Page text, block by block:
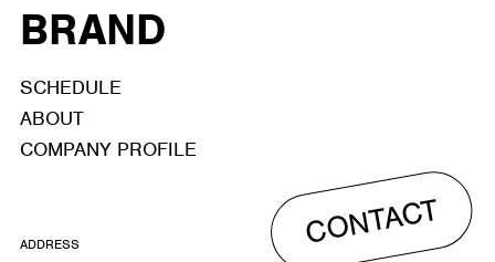
BRAND
SCHEDULE
ABOUT
COMPANY PROFILE
CONTACT
ADDRESS